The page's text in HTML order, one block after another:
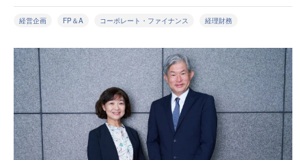
経営企画 FP＆A コーポレート・ファイナンス 経理財務